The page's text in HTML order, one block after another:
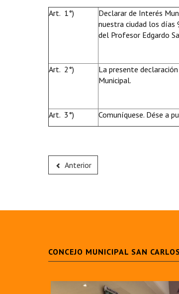
Art. 1°)
Declarar de Interés
nuestra ciudad los días
del Profesor Edgardo
Art. 2°)
La presente
Municipal.
Art. 3°) Comuníquese. Dése a
Anterior
CONCEJO MUNICIPAL SAN